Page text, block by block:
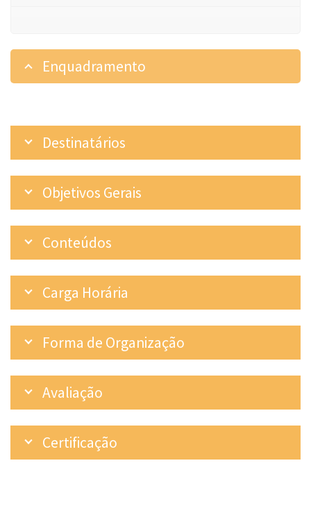
Enquadramento
Destinatários
Objetivos Gerais
Conteúdos
Carga Horária
Forma de Organização
Avaliação
Certificação